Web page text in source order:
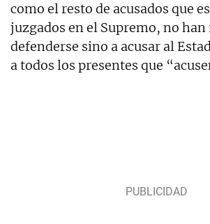
como el resto de acusados que
juzgados en el Supremo, no
defenderse sino a acusar al
a todos los presentes que